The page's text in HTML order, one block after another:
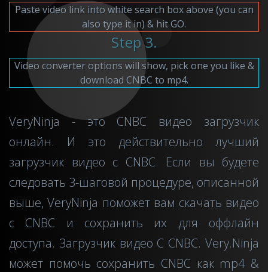
Paste video link into white search box above (you can
also type it in) & hit GO.
Step 3.
Video converter options will show, pick one you like &
download CNBC to mp4.
VeryNinja - это CNBC видео загрузчик
онлайн. И это действительно лучший
загрузчик видео c CNBC. Если вы будете
следовать 3-шаговой процедуре, описанной
выше, VeryNinja поможет вам скачать видео
с CNBC и сохранить их для оффлайн
доступа. Загрузчик видео C CNBC. Very.Ninja
может помочь сохранить CNBC как mp4 &